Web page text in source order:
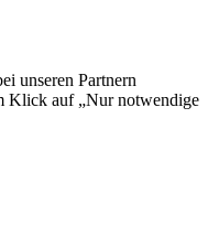
unseren Partnern
Klick auf „Nur notwendige